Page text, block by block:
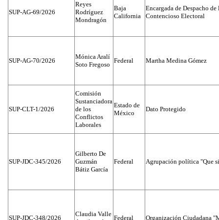
SUP-AG-69/2026
Reyes
Rodríguez
Mondragón
Baja
California
Encargada de Despacho
Contencioso Electoral
SUP-AG-70/2026
Mónica Aralí
Soto Fregoso
Federal Martha Medina Gómez
SUP-CLT-1/2026
Comisión
Sustanciadora
de los
Conflictos
Laborales
Estado de
México
Dato Protegido
SUP-JDC-345/2026
Gilberto De
Guzmán
Bátiz García
Federal Agrupación política "Que
SUP-JDC-348/2026
Claudia Valle
Federal Organización Ciudadana